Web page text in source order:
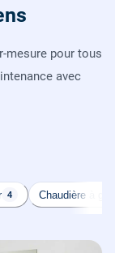
mesure pour tous
avec
4 Chaudière à gaz